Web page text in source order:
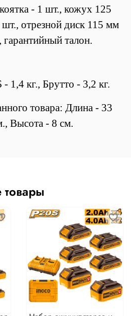
- 1 шт., кожух 125
отрезной диск 115 мм
талон.
1,4 кг., Брутто - 3,2 кг.
товара: Длина - 33
Высота - 8 см.